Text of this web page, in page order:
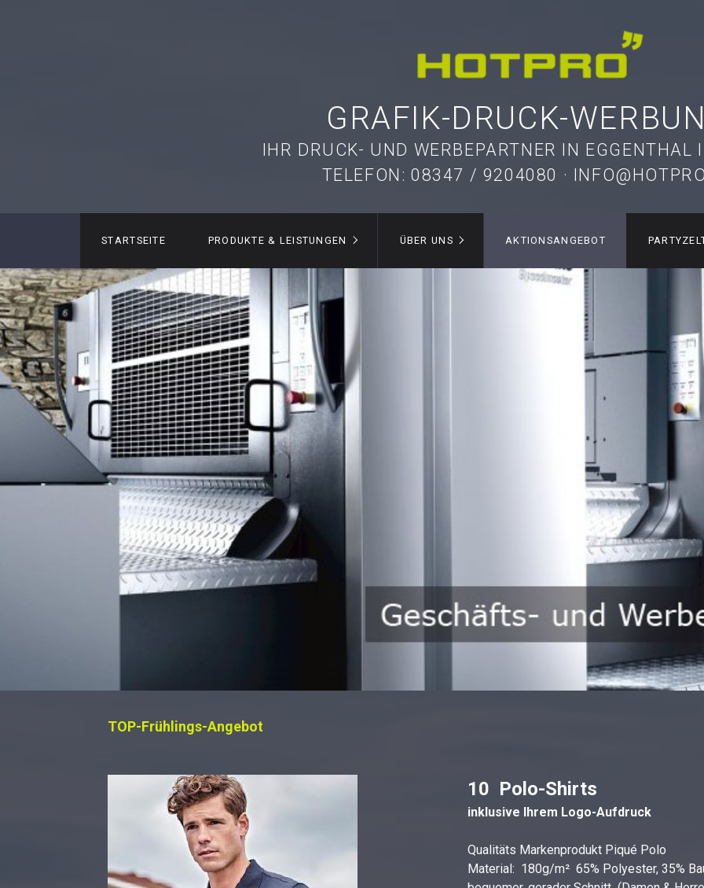
GRAFIK-DRUCK-
IHR DRUCK- UND WERBEPARTNER IN EGGENTHAL
TELEFON: 08347 / 9204080 ·
STARTSEITE PRODUKTE & LEISTUNGEN ÜBER UNS AKTIONSANGEBOT
TOP-Frühlings-Angebot
10 Polo-Shirts
inklusive Ihrem Logo-Aufdruck
Qualitäts Markenprodukt Piqué Polo
Material: 180g/m² 65% Polyester, 35%